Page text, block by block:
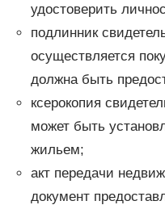
удостоверить
подлинник
осуществляется
должна быть
ксерокопия
может быть
жильем;
акт передачи
документ